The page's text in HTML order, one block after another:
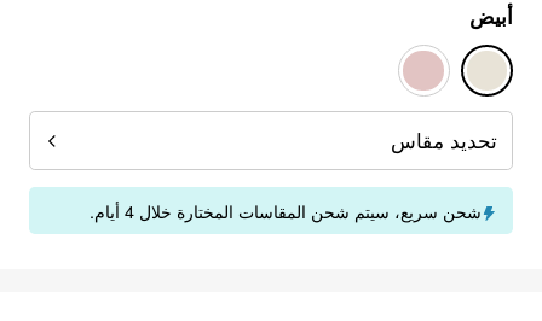
أبيض
تحديد مقاس
شحن سريع، سيتم شحن المقاسات المختارة خلال 4 أيام.